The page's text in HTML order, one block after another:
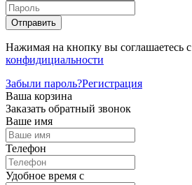
Отправить
Нажимая на кнопку вы соглашаетесь с
конфидициальности
Забыли пароль?Регистрация
Ваша корзина
Заказать обратный звонок
Ваше имя
Телефон
Удобное время c